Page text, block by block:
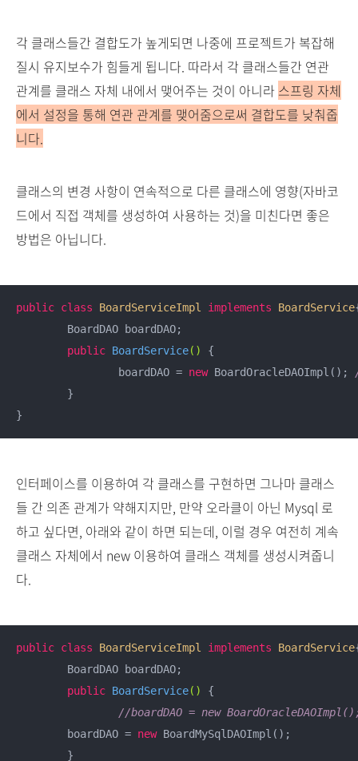
각 클래스들간 결합도가 높게되면 나중에 프로젝트가 복잡해
질시 유지보수가 힘들게 됩니다. 따라서 각 클래스들간 연관
관계를 클래스 자체 내에서 맺어주는 것이 아니라 스프링 자체
에서 설정을 통해 연관 관계를 맺어줌으로써 결합도를 낮춰줍
니다.
클래스의 변경 사항이 연속적으로 다른 클래스에 영향(자바코
드에서 직접 객체를 생성하여 사용하는 것)을 미친다면 좋은
방법은 아닙니다.
public class BoardServiceImpl implements BoardService
public BoardService()
{
		boardDAO =
new BoardOracleDAOImpl();
인터페이스를 이용하여 각 클래스를 구현하면 그나마 클래스
들 간 의존 관계가 약해지지만, 만약 오라클이 아닌 Mysql 로
하고 싶다면, 아래와 같이 하면 되는데, 이럴 경우 여전히 계속
클래스 자체에서 new 이용하여 클래스 객체를 생성시켜줍니
다.
public class BoardServiceImpl implements BoardService
public BoardService()
{
//boardDAO = new
        boardDAO =
new BoardMySqlDAOImpl();